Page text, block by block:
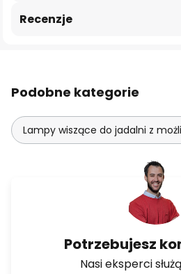
Recenzje
Podobne kategorie
Lampy wiszące do jadalni z
Potrzebujesz
Nasi eksperci